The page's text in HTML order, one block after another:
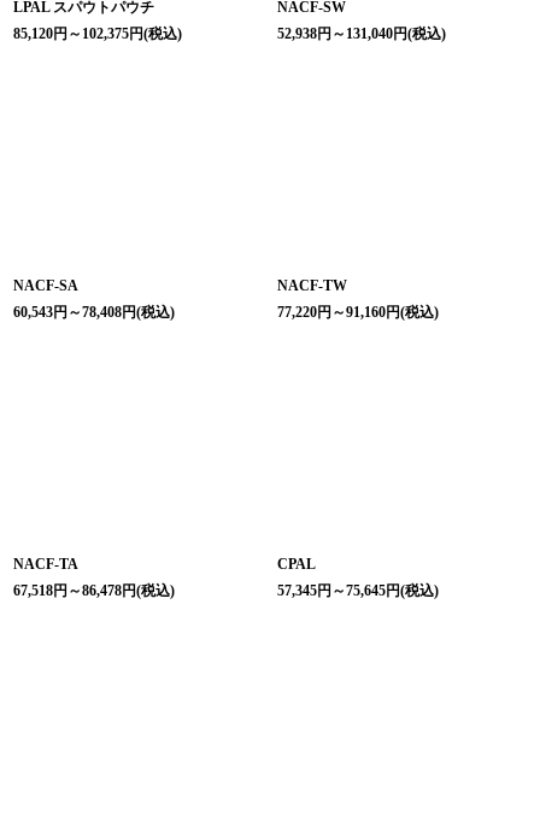
LPAL スパウトパウチ
85,120円 ～102,375円(税込)
NACF-SW
52,938円 ～131,040円(税込)
NACF-SA
60,543円 ～78,408円(税込)
NACF-TW
77,220円 ～91,160円(税込)
NACF-TA
67,518円 ～86,478円(税込)
CPAL
57,345円 ～75,645円(税込)